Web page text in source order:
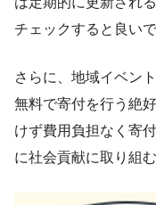
チェックすると良いで
さらに、地域イベン
無料で寄付を行う絶
けず費用負担なく寄
に社会貢献に取り組